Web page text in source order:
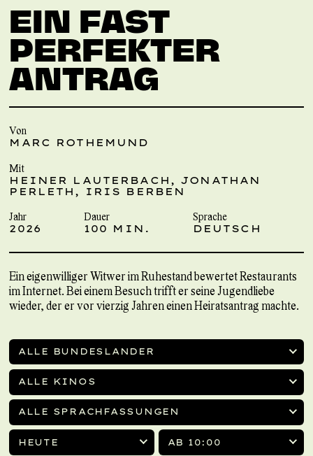
ALLE BUNDESLÄNDER
ALLE KINOS
ALLE SPRACHFASSUNGEN
HEUTE AB 10:00
EIN FAST
PERFEKTER
ANTRAG
Von
MARC ROTHEMUND
Mit
HEINER LAUTERBACH, JONATHAN
PERLETH, IRIS BERBEN
Jahr
2026
Dauer
100 MIN.
Sprache
DEUTSCH
Ein eigenwilliger Witwer im Ruhestand bewertet Restaurants
im Internet. Bei einem Besuch trifft er seine Jugendliebe
wieder, der er vor vierzig Jahren einen Heiratsantrag machte.